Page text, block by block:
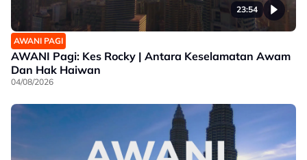
23:54
AWANI PAGI
AWANI Pagi: Kes Rocky | Antara Keselamatan Awam
Dan Hak Haiwan
04/08/2026